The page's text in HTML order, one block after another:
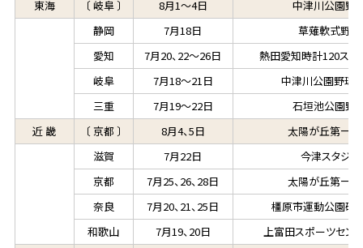
東海
〔 岐阜 〕 8月1～4日
中津川公園野
静岡
7月18日
草薙軟式野
愛知
7月20、22～26日
熱田愛知時計120スタ
岐阜
7月18～21日
中津川公園野球
三重
7月19～22日
石垣池公園野
近 畿
〔 京都 〕 8月4、5日
太陽が丘第一
滋賀
7月22日
今津スタジア
京都
7月25、26、28日
太陽が丘第一
奈良
7月20、21、25日
橿原市運動公園硬
和歌山
7月19、20日 上富田スポーツセン